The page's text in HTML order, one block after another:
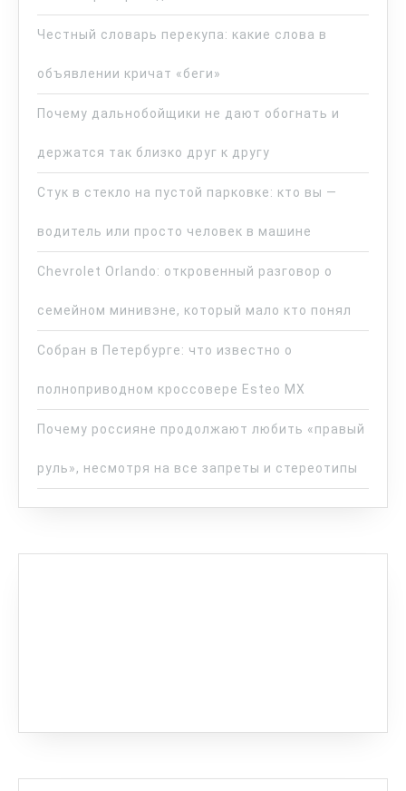
Честный словарь перекупа: какие слова в
объявлении кричат «беги»
Почему дальнобойщики не дают обогнать и
держатся так близко друг к другу
Стук в стекло на пустой парковке: кто вы —
водитель или просто человек в машине
Chevrolet Orlando: откровенный разговор о
семейном минивэне, который мало кто понял
Собран в Петербурге: что известно о
полноприводном кроссовере Esteo MX
Почему россияне продолжают любить «правый
руль», несмотря на все запреты и стереотипы